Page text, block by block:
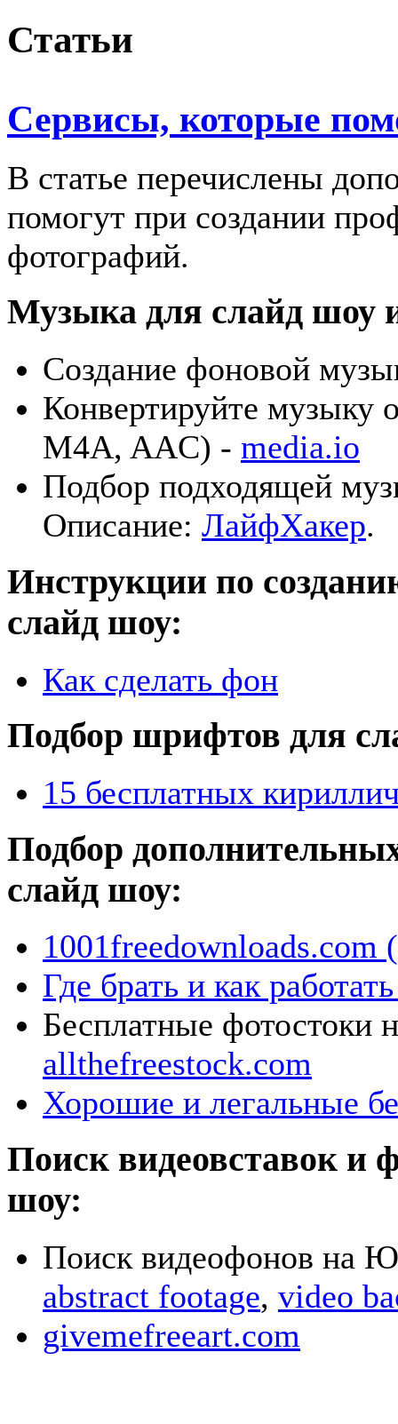
Статьи
Сервисы, которые
В статье перечислены
помогут при создании
фотографий.
Музыка для слайд шоу
Создание фоновой
Конвертируйте музыку
M4A, AAC) - media.io
Подбор подходящей
Описание: ЛайфХакер.
Инструкции по
слайд шоу:
Как сделать фон
Подбор шрифтов для
15 бесплатных
Подбор
слайд шоу:
1001freedownloads.com
Где брать и как
Бесплатные фотостоки
allthefreestock.com
Хорошие и легальные
Поиск видеовставок и
шоу:
Поиск видеофонов на
abstract footage, video
givemefreeart.com